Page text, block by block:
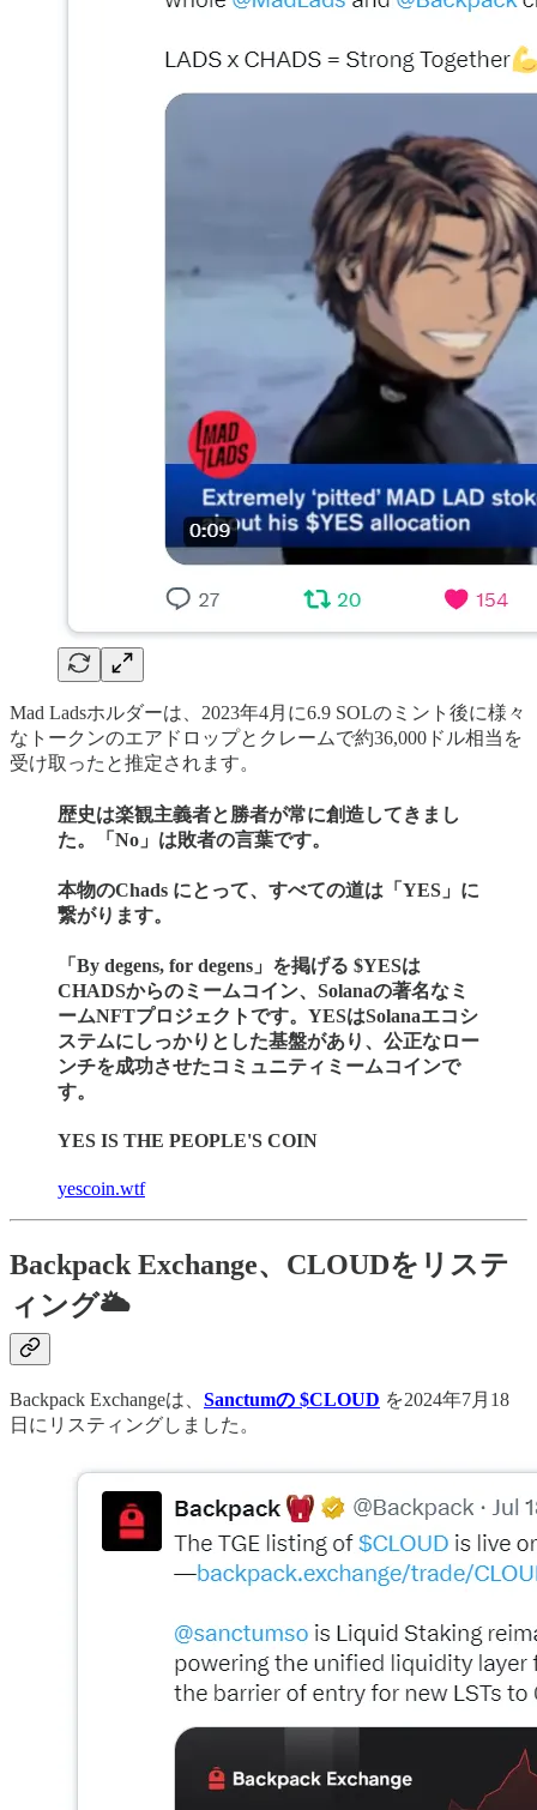
Mad Ladsホルダーは、2023年4月に6.9 SOLのミント後に様々
なトークンのエアドロップとクレームで約36,000ドル相当を
受け取ったと推定されます。
歴史は楽観主義者と勝者が常に創造してきまし
た。「No」は敗者の言葉です。
本物のChads にとって、すべての道は「YES」に
繋がります。
「By degens, for degens」を掲げる $YESは
CHADSからのミームコイン、Solanaの著名なミ
ームNFTプロジェクトです。YESはSolanaエコシ
ステムにしっかりとした基盤があり、公正なロー
ンチを成功させたコミュニティミームコインで
す。
YES IS THE PEOPLE'S COIN
yescoin.wtf
Backpack Exchange、CLOUDをリステ
ィング🌥
Backpack Exchangeは、 Sanctumの $CLOUD を2024年7月18
日にリスティングしました。